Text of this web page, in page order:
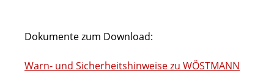
Dokumente zum Download:
Warn- und Sicherheitshinweise zu WÖSTMANN